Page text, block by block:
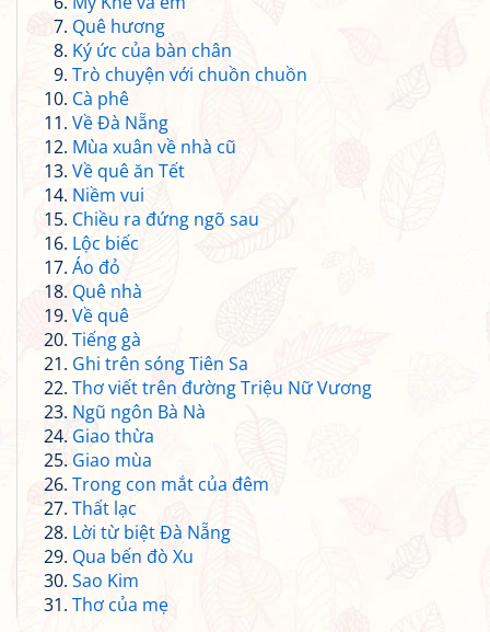
Quê hương
Ký ức của bàn chân
Trò chuyện với chuồn chuồn
Cà phê
Về Đà Nẵng
Mùa xuân về nhà cũ
Về quê ăn Tết
Niềm vui
Chiều ra đứng ngõ sau
Lộc biếc
Áo đỏ
Quê nhà
Về quê
Tiếng gà
Ghi trên sóng Tiên Sa
Thơ viết trên đường Triệu Nữ Vương
Ngũ ngôn Bà Nà
Giao thừa
Giao mùa
Trong con mắt của đêm
Thất lạc
Lời từ biệt Đà Nẵng
Qua bến đò Xu
Sao Kim
Thơ của mẹ